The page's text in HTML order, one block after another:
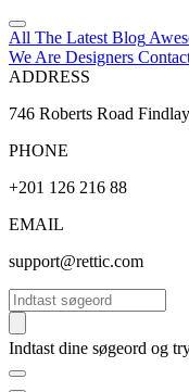
All The Latest Blog
We Are Designers
ADDRESS
746 Roberts Road
PHONE
+201 126 216 88
EMAIL
support@rettic.com
Søg
Indtast dine søgeord og